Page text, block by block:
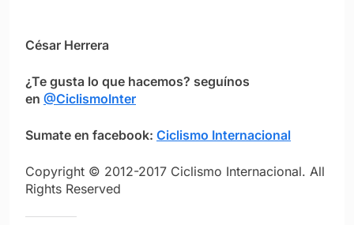
César Herrera
¿Te gusta lo que hacemos? seguínos
en @CiclismoInter
Sumate en facebook: Ciclismo Internacional
Copyright © 2012-2017 Ciclismo Internacional. All
Rights Reserved